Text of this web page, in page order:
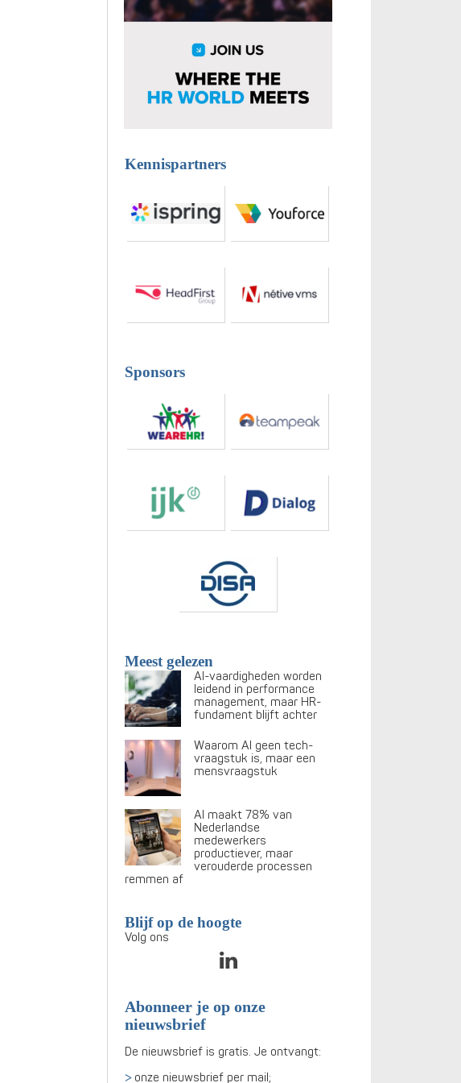
Kennispartners
Sponsors
Meest gelezen
AI-vaardigheden worden
leidend in performance
management, maar HR-
fundament blijft achter
Waarom AI geen tech-
vraagstuk is, maar een
mensvraagstuk
AI maakt 78% van
Nederlandse
medewerkers
productiever, maar
verouderde processen
remmen af
Blijf op de hoogte
Volg ons
Abonneer je op onze
nieuwsbrief
De nieuwsbrief is gratis. Je ontvangt:
onze nieuwsbrief per mail;